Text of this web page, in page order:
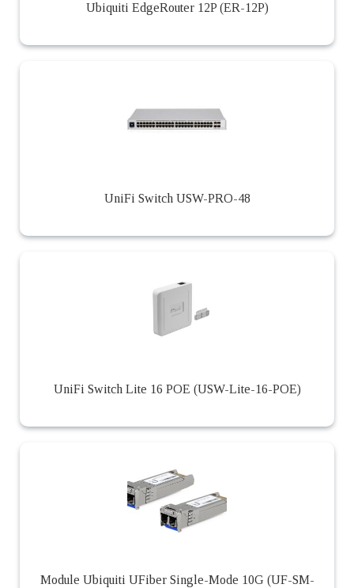
Ubiquiti EdgeRouter 12P (ER-12P)
UniFi Switch USW-PRO-48
UniFi Switch Lite 16 POE (USW-Lite-16-POE)
Module Ubiquiti UFiber Single-Mode 10G (UF-SM-